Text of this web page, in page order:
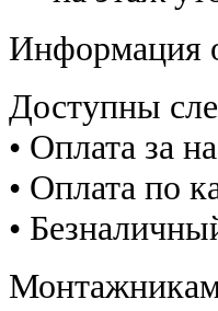
Информация
Доступны
• Оплата за
• Оплата по
•